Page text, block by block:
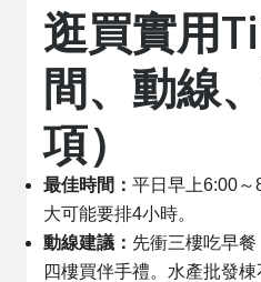
逛買實用
間、動線
項）
最佳時間： 平日早上6:00～
大可能要排4小時。
動線建議： 先衝三樓吃早
四樓買伴手禮。水產批發棟